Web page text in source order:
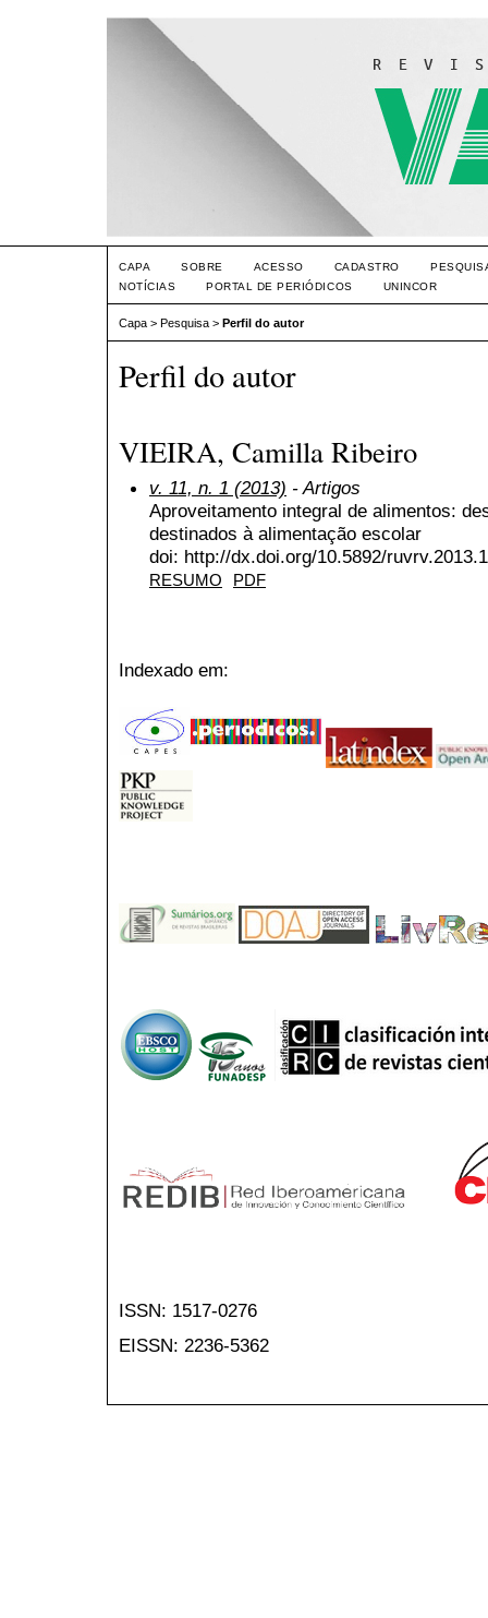
CAPA SOBRE ACESSO CADASTRO
NOTÍCIAS
PORTAL DE PERIÓDICOS UNINCOR
Capa > Pesquisa > Perfil do autor
Perfil do autor
VIEIRA, Camilla Ribeiro
v. 11, n. 1 (2013) - Artigos
Aproveitamento integral de alimentos:
destinados à alimentação escolar
doi: http://dx.doi.org/10.5892/
RESUMO PDF
Indexado em:
ISSN: 1517-0276
EISSN: 2236-5362